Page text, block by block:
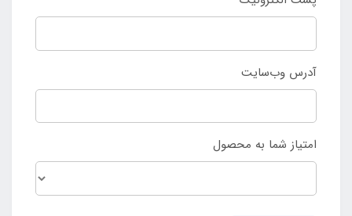
آدرس وب‌سایت
امتیاز شما به محصول